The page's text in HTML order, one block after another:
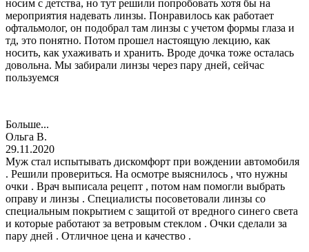
носим с детства, но тут решили попробовать хотя бы на
мероприятия надевать линзы. Понравилось как работает
офтальмолог, он подобрал там линзы с учетом формы глаза и
тд, это понятно. Потом прошел настоящую лекцию, как
носить, как ухаживать и хранить. Вроде дочка тоже осталась
довольна. Мы забирали линзы через пару дней, сейчас
пользуемся
Больше...
Ольга В.
29.11.2020
Муж стал испытывать дискомфорт при вождении автомобиля
. Решили провериться. На осмотре выяснилось , что нужны
очки . Врач выписала рецепт , потом нам помогли выбрать
оправу и линзы . Специалисты посоветовали линзы со
специальным покрытием с защитой от вредного синего света
и которые работают за ветровым стеклом . Очки сделали за
пару дней . Отличное цена и качество .